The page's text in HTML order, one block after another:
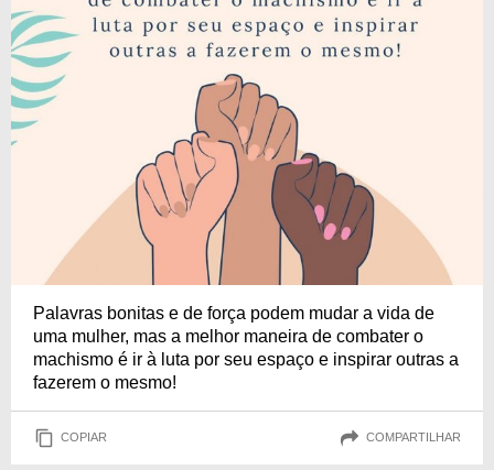
Palavras bonitas e de força podem mudar a vida de
uma mulher, mas a melhor maneira de combater o
machismo é ir à luta por seu espaço e inspirar outras a
fazerem o mesmo!
COPIAR COMPARTILHAR